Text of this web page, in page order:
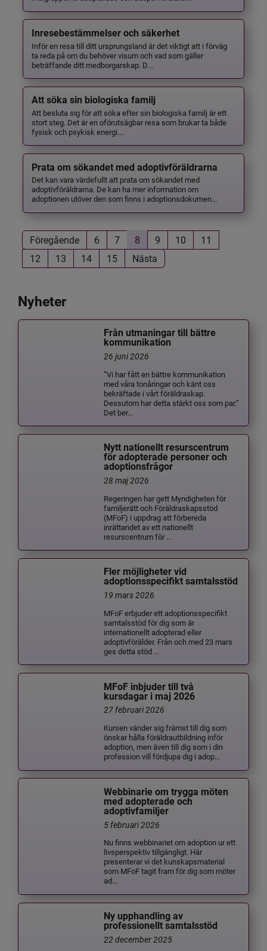
Inresebestämmelser och säkerhet
Inför en resa till ditt ursprungsland är det viktigt att i förväg
ta reda på om du behöver visum och vad som gäller
beträffande ditt medborgarskap. D...
Att söka sin biologiska familj
Att besluta sig för att söka efter sin biologiska familj är ett
stort steg. Det är en oförutsägbar resa som brukar ta både
fysisk och psykisk energi....
Prata om sökandet med adoptivföräldrarna
Det kan vara värdefullt att prata om sökandet med
adoptivföräldrarna. De kan ha mer information om
adoptionen utöver den som finns i adoptionsdokumen...
Föregående 6 7 8 9 10
11
12
13 14 15 Nästa
Nyheter
Från utmaningar till bättre
kommunikation
26 juni 2026
”Vi har fått en bättre kommunikation
med våra tonåringar och känt oss
bekräftade i vårt föräldraskap.
Dessutom har detta stärkt oss som par.”
Det ber...
Nytt nationellt resurscentrum
för adopterade personer och
adoptionsfrågor
28 maj 2026
Regeringen har gett Myndigheten för
familjerätt och Föräldraskapsstöd
(MFoF) i uppdrag att förbereda
inrättandet av ett nationellt
resurscentrum för ...
Fler möjligheter vid
adoptionsspecifikt samtalsstöd
19 mars 2026
MFoF erbjuder ett adoptionsspecifikt
samtalsstöd för dig som är
internationellt adopterad eller
adoptivförälder. Från och med 23 mars
ges detta stöd ...
MFoF inbjuder till två
kursdagar i maj 2026
27 februari 2026
Kursen vänder sig främst till dig som
önskar hålla föräldrautbildning inför
adoption, men även till dig som i din
profession vill fördjupa dig i adop...
Webbinarie om trygga möten
med adopterade och
adoptivfamiljer
5 februari 2026
Nu finns webbinariet om adoption ur ett
livsperspektiv tillgängligt. Här
presenterar vi det kunskapsmaterial
som MFoF tagit fram för dig som möter
ad...
Ny upphandling av
professionellt samtalsstöd
22 december 2025